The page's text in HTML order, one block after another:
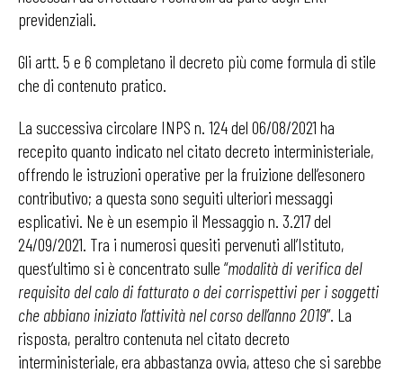
previdenziali.
Gli artt. 5 e 6 completano il decreto più come formula di stile
che di contenuto pratico.
La successiva circolare INPS n. 124 del 06/08/2021 ha
recepito quanto indicato nel citato decreto interministeriale,
offrendo le istruzioni operative per la fruizione dell’esonero
contributivo; a questa sono seguiti ulteriori messaggi
esplicativi. Ne è un esempio il Messaggio n. 3.217 del
24/09/2021. Tra i numerosi quesiti pervenuti all’Istituto,
quest’ultimo si è concentrato sulle “modalità di verifica del
requisito del calo di fatturato o dei corrispettivi per i soggetti
che abbiano iniziato l’attività nel corso dell’anno 2019”. La
risposta, peraltro contenuta nel citato decreto
interministeriale, era abbastanza ovvia, atteso che si sarebbe